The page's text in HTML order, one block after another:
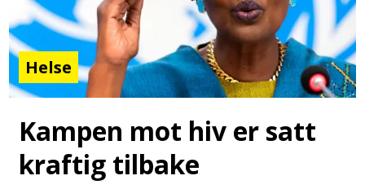
Helse
Kampen mot hiv er satt
kraftig tilbake